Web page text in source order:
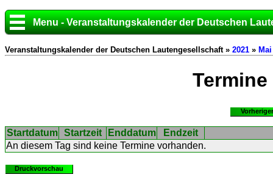
Menu - Veranstaltungskalender der Deutschen
Veranstaltungskalender der Deutschen Lautengesellschaft » 2021 » Mai
Termine
Startdatum Startzeit Enddatum
Endzeit
An diesem Tag sind keine Termine vorhanden.
Druckvorschau